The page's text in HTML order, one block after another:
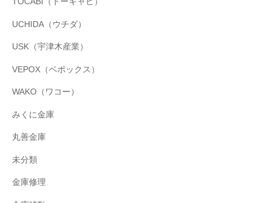
UCHIDA（ウチダ）
USK（宇津木産業）
VEPOX（ベポックス）
WAKO（ワコー）
みくに金庫
丸善金庫
未分類
金庫修理